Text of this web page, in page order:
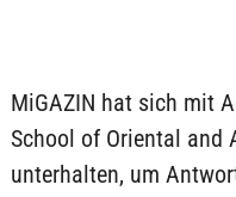
MiGAZIN hat sich mit
School of Oriental and
unterhalten, um